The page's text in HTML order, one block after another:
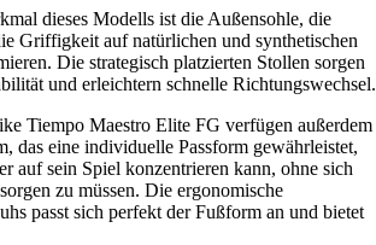
dieses Modells ist die Außensohle, die
Griffigkeit auf natürlichen und synthetischen
Die strategisch platzierten Stollen sorgen
und erleichtern schnelle Richtungswechsel.
Tiempo Maestro Elite FG verfügen außerdem
das eine individuelle Passform gewährleistet,
auf sein Spiel konzentrieren kann, ohne sich
zu müssen. Die ergonomische
passt sich perfekt der Fußform an und bietet